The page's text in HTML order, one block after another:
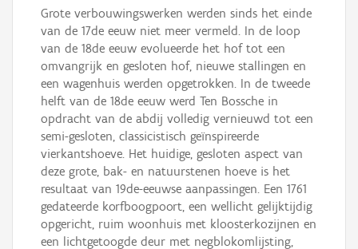
Grote verbouwingswerken werden sinds het einde
van de 17de eeuw niet meer vermeld. In de loop
van de 18de eeuw evolueerde het hof tot een
omvangrijk en gesloten hof, nieuwe stallingen en
een wagenhuis werden opgetrokken. In de tweede
helft van de 18de eeuw werd Ten Bossche in
opdracht van de abdij volledig vernieuwd tot een
semi-gesloten, classicistisch geïnspireerde
vierkantshoeve. Het huidige, gesloten aspect van
deze grote, bak- en natuurstenen hoeve is het
resultaat van 19de-eeuwse aanpassingen. Een 1761
gedateerde korfboogpoort, een wellicht gelijktijdig
opgericht, ruim woonhuis met kloosterkozijnen en
een lichtgetoogde deur met negblokomlijsting,